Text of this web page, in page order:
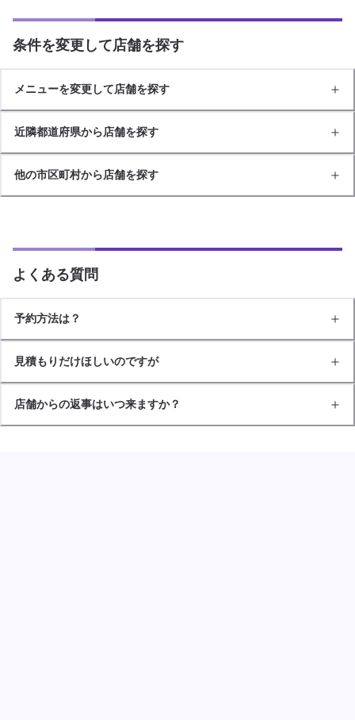
条件を変更して店舗を探す
メニューを変更して店舗を探す
近隣都道府県から店舗を探す
他の市区町村から店舗を探す
よくある質問
予約方法は？
見積もりだけほしいのですが
店舗からの返事はいつ来ますか？